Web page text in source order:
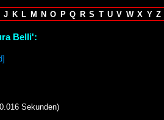
J K L M N O P Q R S T U V W X Y Z
Belli':
Sekunden)